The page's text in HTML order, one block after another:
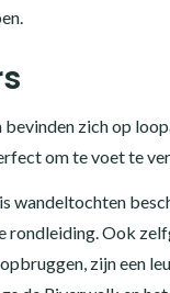
zich op
om te voet te
wandeltochten
rondleiding. Ook
zijn een